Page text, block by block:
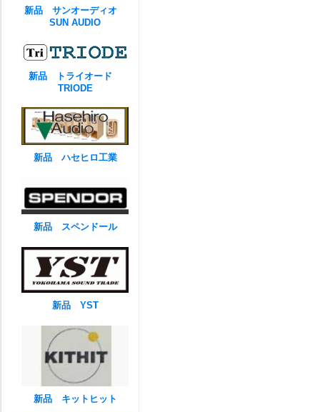
新品 サンオーディオ
SUN AUDIO
新品 トライオード
TRIODE
新品 ハセヒロ工業
新品 スペンドール
新品 YST
新品 キットヒット